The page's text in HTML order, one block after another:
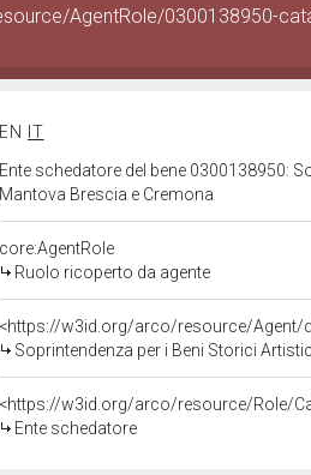
AgentRole/0300138950-
EN
IT
Ente schedatore del bene 0300138950:
Mantova Brescia e Cremona
core:AgentRole
Ruolo ricoperto da agente
<https://w3id.org/arco/resource/Agent/
Soprintendenza per i Beni Storici
<https://w3id.org/arco/resource/Role/
Ente schedatore